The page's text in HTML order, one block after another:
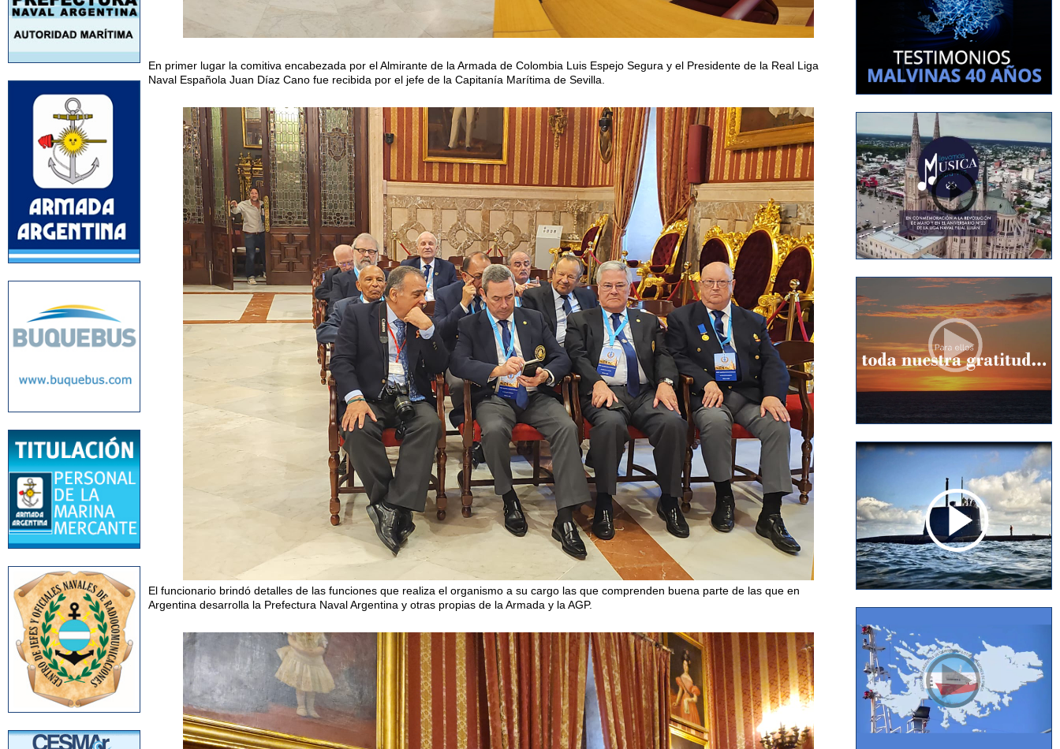
En primer lugar la comitiva encabezada por el Almirante de la Armada de Colombia Luis Espejo Segura y el Presidente de la Real Liga
Naval Española Juan Díaz Cano fue recibida por el jefe de la Capitanía Marítima de Sevilla.
El funcionario brindó detalles de las funciones que realiza el organismo a su cargo las que comprenden buena parte de las que en
Argentina desarrolla la Prefectura Naval Argentina y otras propias de la Armada y la AGP.